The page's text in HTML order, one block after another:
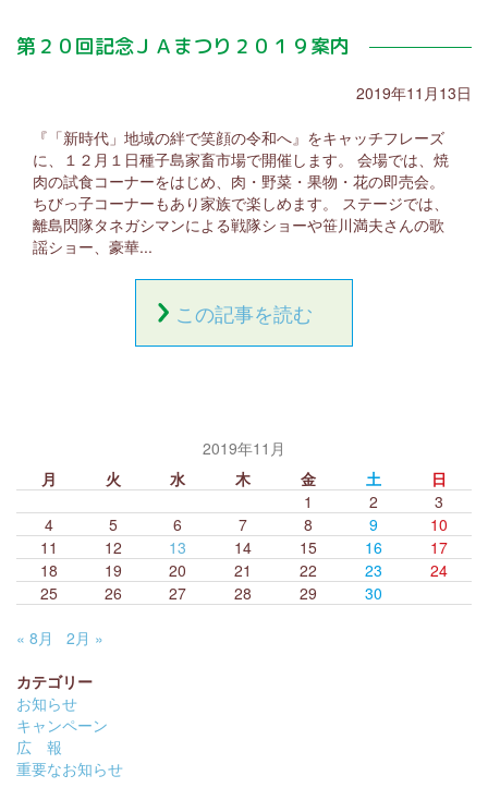
第２０回記念ＪＡまつり２０１９案内
2019年11月13日
『「新時代」地域の絆で笑顔の令和へ』をキャッチフレーズ
に、１２月１日種子島家畜市場で開催します。 会場では、焼
肉の試食コーナーをはじめ、肉・野菜・果物・花の即売会。
ちびっ子コーナーもあり家族で楽しめます。 ステージでは、
離島閃隊タネガシマンによる戦隊ショーや笹川満夫さんの歌
謡ショー、豪華...
この記事を読む
2019年11月
月
火 水 木 金 土
日
1
2
3
4
5 6 7 8 9
10
11
12 13 14 15 16
17
18
19 20 21 22 23
24
25
26 27 28 29 30
« 8月
2月 »
カテゴリー
お知らせ
キャンペーン
広 報
重要なお知らせ